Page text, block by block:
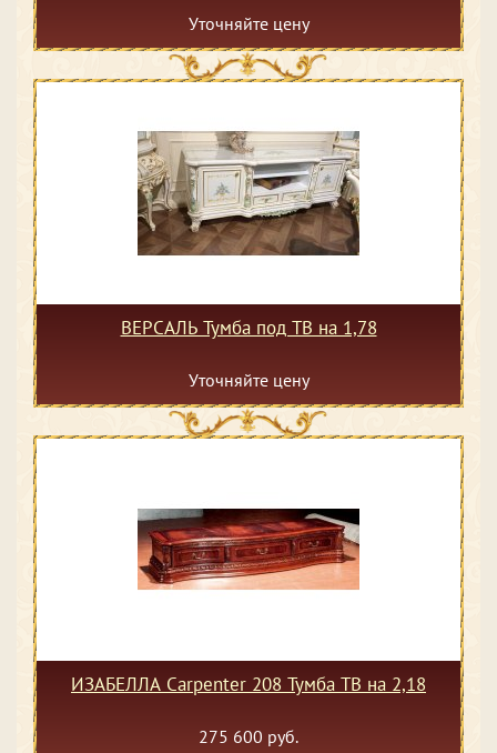
Уточняйте цену
ВЕРСАЛЬ Тумба под ТВ на 1,78
Уточняйте цену
ИЗАБЕЛЛА Сarpenter 208 Тумба ТВ на 2,18
275 600 руб.